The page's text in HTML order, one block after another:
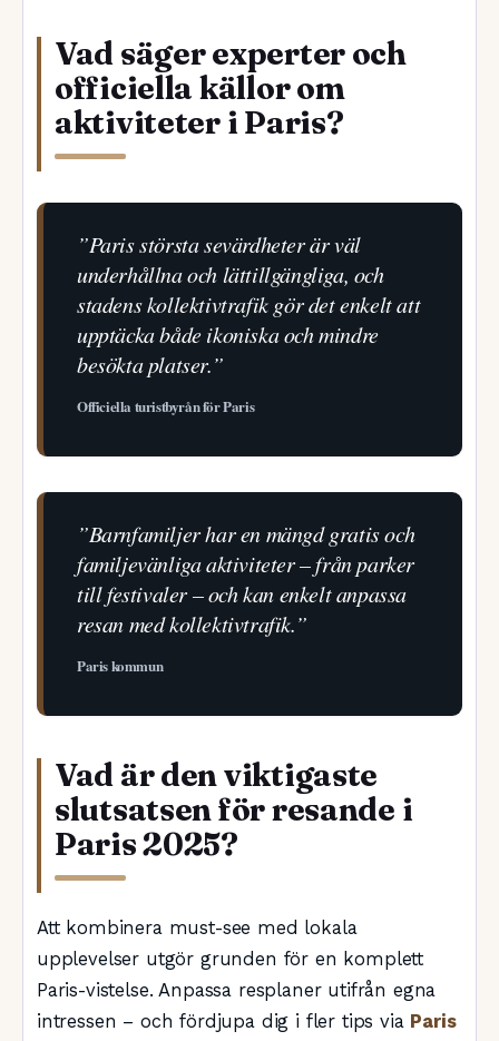
Vad säger experter och
officiella källor om
aktiviteter i Paris?
”Paris största sevärdheter är väl
underhållna och lättillgängliga, och
stadens kollektivtrafik gör det enkelt att
upptäcka både ikoniska och mindre
besökta platser.”
Officiella turistbyrån för Paris
”Barnfamiljer har en mängd gratis och
familjevänliga aktiviteter – från parker
till festivaler – och kan enkelt anpassa
resan med kollektivtrafik.”
Paris kommun
Vad är den viktigaste
slutsatsen för resande i
Paris 2025?
Att kombinera must-see med lokala
upplevelser utgör grunden för en komplett
Paris-vistelse. Anpassa resplaner utifrån egna
intressen – och fördjupa dig i fler tips via Paris